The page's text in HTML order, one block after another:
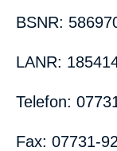
BSNR:
LANR:
Telefon:
Fax: 07731-